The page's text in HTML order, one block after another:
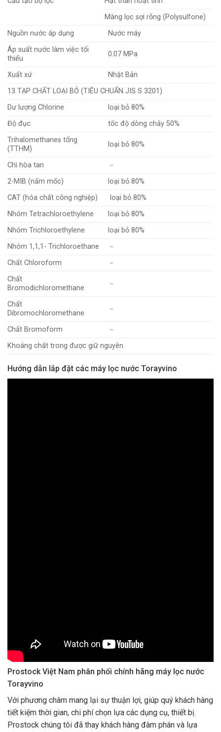
Màng lọc sợi rỗng (Polysulfone)
Nguồn nước áp dụng
Nước máy
Áp suất nước làm việc tối
thiểu
0.07 MPa
Xuất xứ
Nhật Bản
13 TẠP CHẤT LOẠI BỎ (TIÊU CHUẨN JIS S 3201)
Dư lượng Chlorine
loại bỏ 80%
Độ đục
tốc độ dòng chảy 50%
Trihalomethanes tổng
(TTHM)
loại bỏ 80%
Chì hòa tan
－
2-MIB (nấm mốc)
loại bỏ 80%
CAT (hóa chất công nghiệp)
loại bỏ 80%
Nhóm Tetrachloroethylene
loại bỏ 80%
Nhóm Trichloroethylene
loại bỏ 80%
Nhóm 1,1,1- Trichloroethane
－
Chất Chloroform
－
Chất
Bromodichloromethane
－
Chất
Dibromochloromethane
－
Chất Bromoform
－
Khoáng chất trong được giữ nguyên
Hướng dẫn lắp đặt các máy lọc nước Torayvino
Prostock Việt Nam phân phối chính hãng máy lọc nước
Torayvino
Với phương châm mang lại sự thuận lợi, giúp quý khách hàng
tiết kiệm thời gian, chi phí chọn lựa các dụng cụ, thiết bị.
Prostock chúng tôi đã thay khách hàng đàm phán và lựa